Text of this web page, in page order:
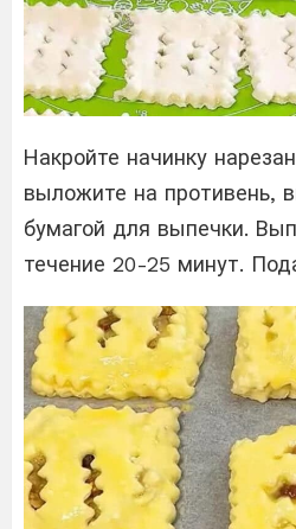
Накройте начинку
выложите на противень,
бумагой для выпечки.
течение 20-25 минут.